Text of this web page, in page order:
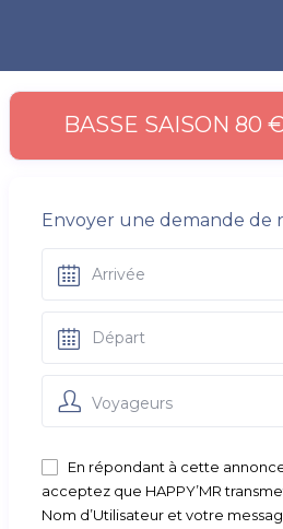
BASSE SAISON 80 €
Envoyer une demande de
Voyageurs
En répondant à cette
acceptez que HAPPY’MR
Nom d’Utilisateur et votre